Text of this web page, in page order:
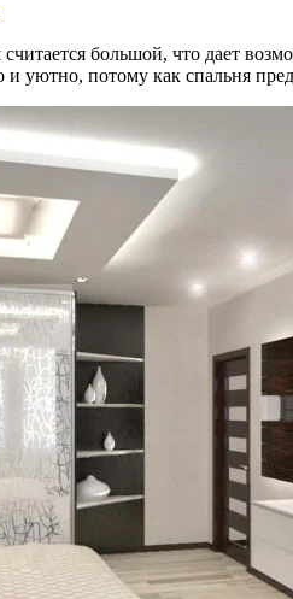
большой, что дает
уютно, потому как спальня